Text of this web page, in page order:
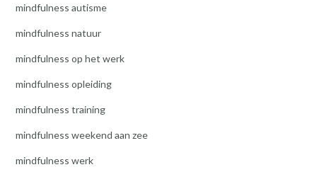
mindfulness autisme
mindfulness natuur
mindfulness op het werk
mindfulness opleiding
mindfulness training
mindfulness weekend aan zee
mindfulness werk